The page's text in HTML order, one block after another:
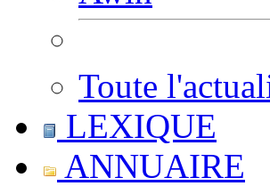
Toute
LEXIQUE
ANNUAIRE